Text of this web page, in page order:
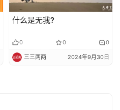
什么是无我?
0 0 0
三三两两 2024年9月30日